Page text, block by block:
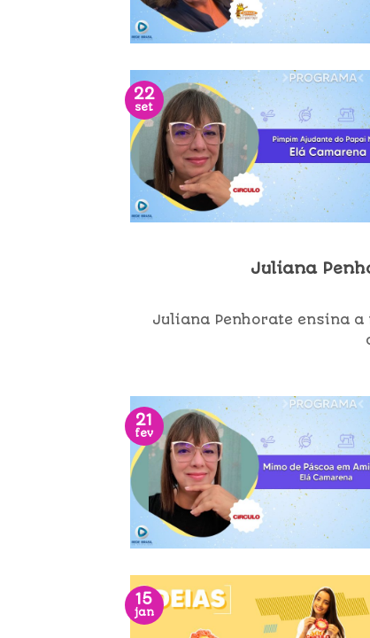
22
set
Juliana
Juliana Penhorate ensina
21
fev
15
jan